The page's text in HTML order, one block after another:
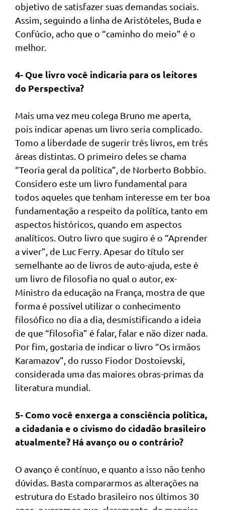
objetivo de satisfazer suas demandas sociais.
Assim, seguindo a linha de Aristóteles, Buda e
Confúcio, acho que o “caminho do meio” é o
melhor.
4- Que livro você indicaria para os leitores
do Perspectiva?
Mais uma vez meu colega Bruno me aperta,
pois indicar apenas um livro seria complicado.
Tomo a liberdade de sugerir três livros, em três
áreas distintas. O primeiro deles se chama
“Teoria geral da política”, de Norberto Bobbio.
Considero este um livro fundamental para
todos aqueles que tenham interesse em ter boa
fundamentação a respeito da política, tanto em
aspectos históricos, quando em aspectos
analíticos. Outro livro que sugiro é o “Aprender
a viver”, de Luc Ferry. Apesar do título ser
semelhante ao de livros de auto-ajuda, este é
um livro de filosofia no qual o autor, ex-
Ministro da educação na França, mostra de que
forma é possível utilizar o conhecimento
filosófico no dia a dia, desmistificando a ideia
de que “filosofia” é falar, falar e não dizer nada.
Por fim, gostaria de indicar o livro “Os irmãos
Karamazov”, do russo Fiodor Dostoievski,
considerada uma das maiores obras-primas da
literatura mundial.
5- Como você enxerga a consciência política,
a cidadania e o civismo do cidadão brasileiro
atualmente? Há avanço ou o contrário?
O avanço é contínuo, e quanto a isso não tenho
dúvidas. Basta compararmos as alterações na
estrutura do Estado brasileiro nos últimos 30